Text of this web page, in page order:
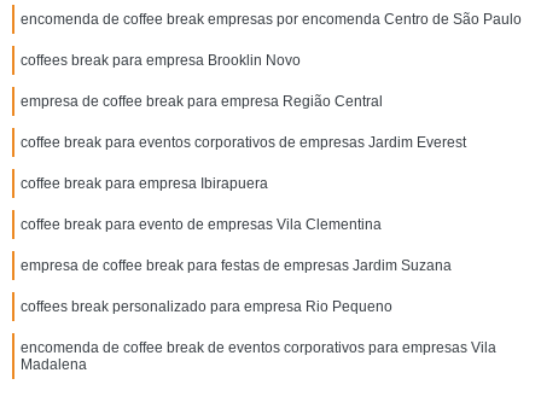
encomenda de coffee break empresas por encomenda Centro de São Paulo
coffees break para empresa Brooklin Novo
empresa de coffee break para empresa Região Central
coffee break para eventos corporativos de empresas Jardim Everest
coffee break para empresa Ibirapuera
coffee break para evento de empresas Vila Clementina
empresa de coffee break para festas de empresas Jardim Suzana
coffees break personalizado para empresa Rio Pequeno
encomenda de coffee break de eventos corporativos para empresas Vila
Madalena